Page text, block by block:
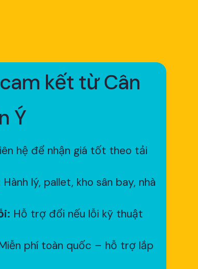
kết từ Cân
Ý
hệ để nhận giá tốt theo tải
Hành lý, pallet, kho sân bay, nhà
Hỗ trợ đổi nếu lỗi kỹ thuật
phí toàn quốc – hỗ trợ lắp